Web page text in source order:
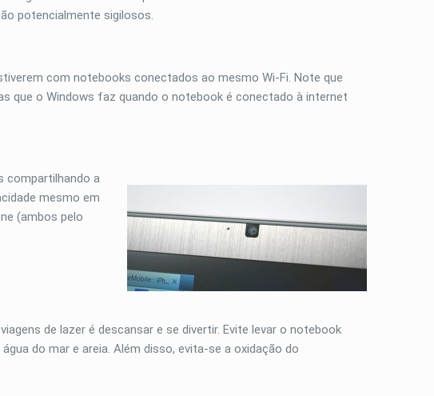
potencialmente sigilosos.
com notebooks conectados ao mesmo Wi-Fi. Note que
que o Windows faz quando o notebook é conectado à internet
compartilhando a
mesmo em
(ambos pelo
de lazer é descansar e se divertir. Evite levar o notebook
do mar e areia. Além disso, evita-se a oxidação do